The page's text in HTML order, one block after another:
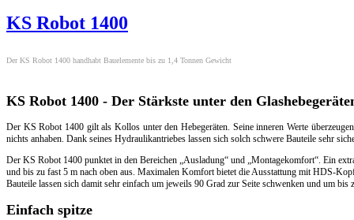
KS Robot 1400
Der KS Robot 1400 handhabt Bauelemente bis zu 1,4 Tonnen Gewicht
KS Robot 1400 - Der Stärkste unter den
Der KS Robot 1400 gilt als Kollos unter den Hebegeräten. Seine inneren Werte
nichts anhaben. Dank seines Hydraulikantriebes lassen sich solch schwere Bauteile sehr
Der KS Robot 1400 punktet in den Bereichen „Ausladung“ und „Montagekomfort“. Ein
und bis zu fast 5 m nach oben aus. Maximalen Komfort bietet die Ausstattung mit HDS-
Bauteile lassen sich damit sehr einfach um jeweils 90 Grad zur Seite schwenken und um bis
Einfach spitze